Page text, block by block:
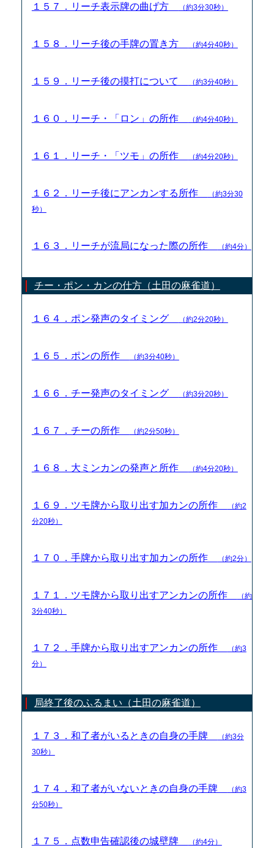
１５７．リーチ表示牌の曲げ方 （約3分30秒）
１５８．リーチ後の手牌の置き方 （約4分40秒）
１５９．リーチ後の摸打について （約3分40秒）
１６０．リーチ・「ロン」の所作 （約4分40秒）
１６１．リーチ・「ツモ」の所作 （約4分20秒）
１６２．リーチ後にアンカンする所作
（約3分30
秒）
１６３．リーチが流局になった際の所作 （約4分）
チー・ポン・カンの仕方（土田の麻雀道）
１６４．ポン発声のタイミング （約2分20秒）
１６５．ポンの所作 （約3分40秒）
１６６．チー発声のタイミング （約3分20秒）
１６７．チーの所作 （約2分50秒）
１６８．大ミンカンの発声と所作 （約4分20秒）
１６９．ツモ牌から取り出す加カンの所作
（約2
分20秒）
１７０．手牌から取り出す加カンの所作 （約2分）
１７１．ツモ牌から取り出すアンカンの所作
（約
3分40秒）
１７２．手牌から取り出すアンカンの所作
（約3
分）
局終了後のふるまい（土田の麻雀道）
１７３．和了者がいるときの自身の手牌
（約3分
30秒）
１７４．和了者がいないときの自身の手牌
（約3
分50秒）
１７５．点数申告確認後の城壁牌 （約4分）